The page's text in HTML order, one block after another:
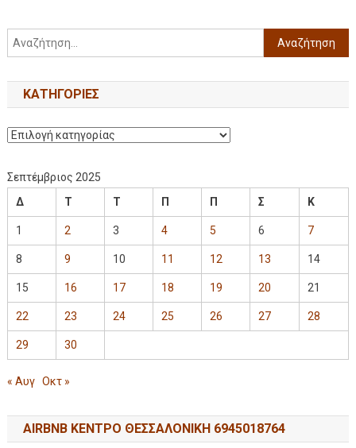
KΑΤΗΓΟΡΊΕΣ
Σεπτέμβριος 2025
Δ
Τ Τ Π Π Σ Κ
1 2 3 4 5 6 7
8 9 10 11 12 13 14
15 16 17 18 19 20 21
22 23 24 25 26 27 28
29 30
« Αυγ Οκτ »
AIRBNB ΚΕΝΤΡΟ ΘΕΣΣΑΛΟΝΙΚΗ 6945018764